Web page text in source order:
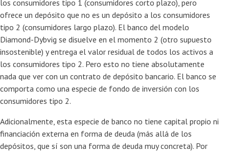
los consumidores tipo 1 (consumidores corto plazo), pero
ofrece un depósito que no es un depósito a los consumidores
tipo 2 (consumidores largo plazo). El banco del modelo
Diamond-Dybvig se disuelve en el momento 2 (otro supuesto
insostenible) y entrega el valor residual de todos los activos a
los consumidores tipo 2. Pero esto no tiene absolutamente
nada que ver con un contrato de depósito bancario. El banco se
comporta como una especie de fondo de inversión con los
consumidores tipo 2.
Adicionalmente, esta especie de banco no tiene capital propio ni
financiación externa en forma de deuda (más allá de los
depósitos, que sí son una forma de deuda muy concreta). Por